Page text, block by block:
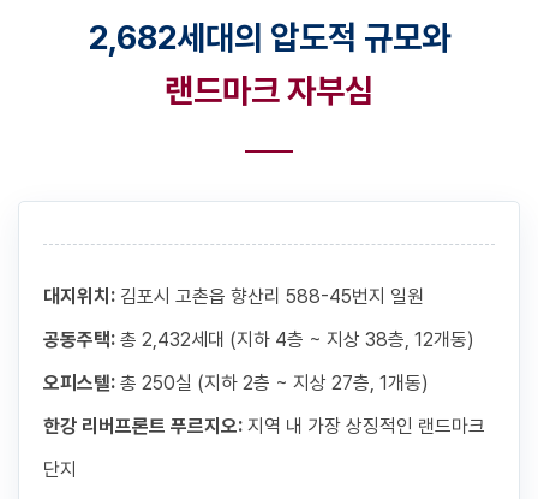
2,682세대의 압도적 규모와
랜드마크 자부심
대지위치: 김포시 고촌읍 향산리 588-45번지 일원
공동주택: 총 2,432세대 (지하 4층 ~ 지상 38층, 12개동)
오피스텔: 총 250실 (지하 2층 ~ 지상 27층, 1개동)
한강 리버프론트 푸르지오: 지역 내 가장 상징적인 랜드마크
단지